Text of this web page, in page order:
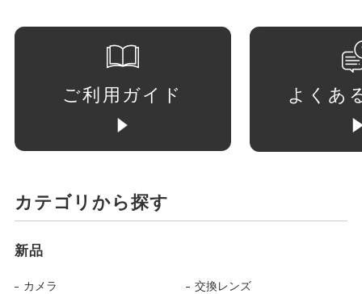
ご利用ガイド よくあ
カテゴリから探す
新品
カメラ 交換レンズ